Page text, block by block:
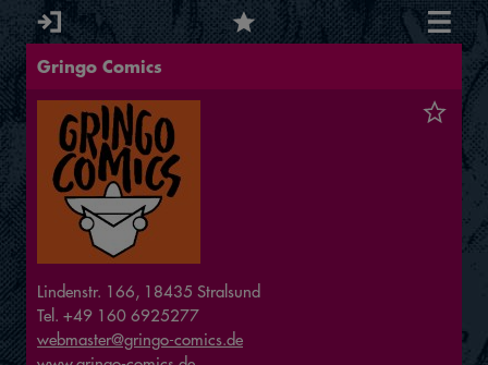
Gringo Comics
Lindenstr. 166, 18435 Stralsund
Tel. +49 160 6925277
webmaster@gringo-comics.de